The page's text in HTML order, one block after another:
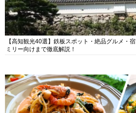
【高知観光40選】鉄板スポット・絶品グルメ・
ミリー向けまで徹底解説！